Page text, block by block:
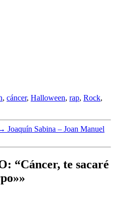
, cáncer, Halloween, rap, Rock,
Joaquín Sabina – Joan Manuel
“Cáncer, te sacaré